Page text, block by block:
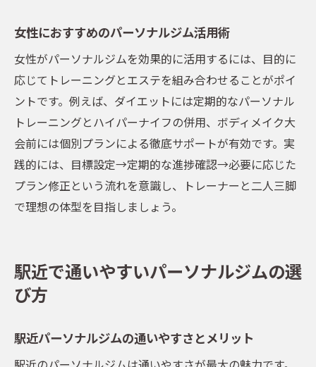
女性におすすめのパーソナルジム活用術
女性がパーソナルジムを効果的に活用するには、目的に
応じてトレーニングとエステを組み合わせることがポイ
ントです。例えば、ダイエットには定期的なパーソナル
トレーニングとハイパーナイフの併用、ボディメイク大
会前には個別プランによる徹底サポートが有効です。実
践的には、目標設定→定期的な進捗確認→必要に応じた
プラン修正という流れを意識し、トレーナーと二人三脚
で理想の体型を目指しましょう。
駅近で通いやすいパーソナルジムの選
び方
駅近パーソナルジムの通いやすさとメリット